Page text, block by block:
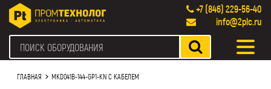
+7 (846) 229-56-40
info@2plc.ru
ГЛАВНАЯ MKD041B-144-GP1-KN С КАБЕЛЕМ